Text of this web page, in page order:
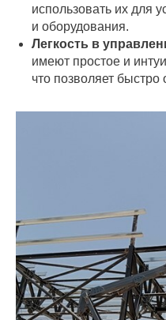
использовать их для
и оборудования.
Легкость в
имеют простое и
что позволяет быстро